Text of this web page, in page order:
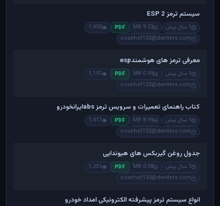
سیستم ترمز ESP 2
1 سال پیش 9.23 MB
PDF
1,450
cosehof132@dwriters.com
معرفی ترمز های هوشمندesp
1 سال پیش 0.99 MB
PDF
1,197
cosehof132@dwriters.com
کتاب راهنمای تعمیرات و سرویس ترمز absایرانخودرو
1 سال پیش 8.99 MB
PDF
1,417
cosehof132@dwriters.com
جدول روغن گیربکس های هیوندایی
1 سال پیش 0.08 MB
PDF
1,251
cosehof132@dwriters.com
انواع سیستم ترمز پیشرفته الکترونیکی امداد خودرو